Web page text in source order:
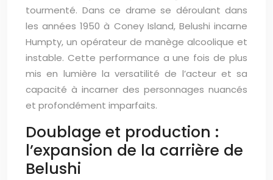
tourmenté. Dans ce drame se déroulant dans
les années 1950 à Coney Island, Belushi incarne
Humpty, un opérateur de manège alcoolique et
instable. Cette performance a une fois de plus
mis en lumière la versatilité de l’acteur et sa
capacité à incarner des personnages nuancés
et profondément imparfaits.
Doublage et production :
l’expansion de la carrière de
Belushi